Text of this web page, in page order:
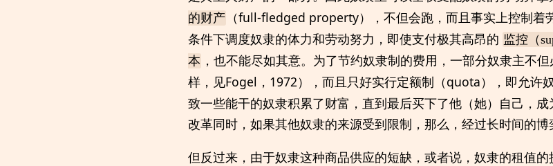
的财产 （full-fledged property），不但会跑，而且事实上控制着
条件下调度奴隶的体力和劳动努力，即使支付极其高昂的 监控（
本 ，也不能尽如其意。为了节约奴隶制的费用，一部分奴隶主不
样，见Fogel，1972），而且只好实行定额制（quota），即允许
致一些能干的奴隶积累了财富，直到最后买下了他（她）自己，
改革同时，如果其他奴隶的来源受到限制，那么，经过长时间的博
但反过来，由于奴隶这种商品供应的短缺，或者说，奴隶的租值